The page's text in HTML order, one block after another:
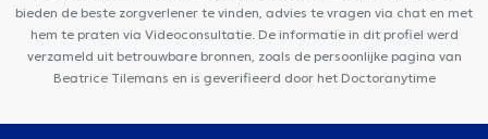
A(p)prendre Racines
bieden de beste zorgverlener te vinden, advies te vragen via chat en met
hem te praten via Videoconsultatie. De informatie in dit profiel werd
verzameld uit betrouwbare bronnen, zoals de persoonlijke pagina van
Beatrice Tilemans en is geverifieerd door het Doctoranytime